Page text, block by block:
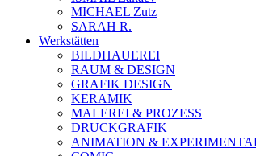
MICHAEL Zutz
SARAH R.
Werkstätten
BILDHAUEREI
RAUM & DESIGN
GRAFIK DESIGN
KERAMIK
MALEREI & PROZESS
DRUCKGRAFIK
ANIMATION &